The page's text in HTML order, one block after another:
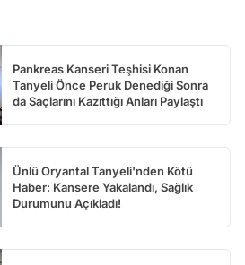
Pankreas Kanseri Teşhisi Konan
Tanyeli Önce Peruk Denediği Sonra
da Saçlarını Kazıttığı Anları Paylaştı
Ünlü Oryantal Tanyeli'nden Kötü
Haber: Kansere Yakalandı, Sağlık
Durumunu Açıkladı!